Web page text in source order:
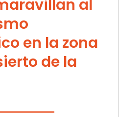
al
en la zona
de la